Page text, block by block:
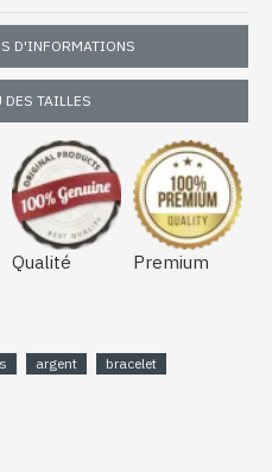
D'INFORMATIONS
DES TAILLES
Qualité Premium
argent
bracelet